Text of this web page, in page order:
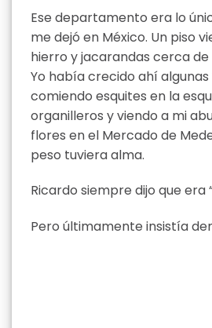
Ese departamento era lo
me dejó en México. Un piso
hierro y jacarandas cerca de
Yo había crecido ahí
comiendo esquites en la
organilleros y viendo a mi
flores en el Mercado de
peso tuviera alma.
Ricardo siempre dijo que era
Pero últimamente insistía